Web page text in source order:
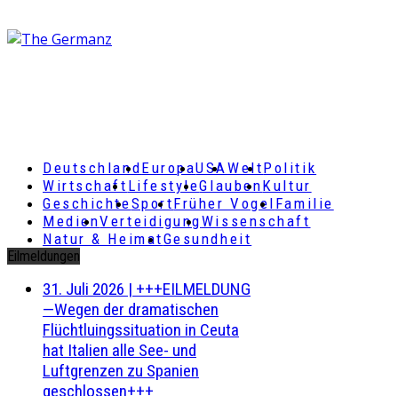
DeutschlandEuropaUSAWeltPolitik
Wirtschaft LifestyleGlaubenKultur
GeschichteSportFrüher Vogel Familie
MedienVerteidigungWissenschaft
Natur & HeimatGesundheit
Eilmeldungen
31. Juli 2026 | +++EILMELDUNG
—Wegen der dramatischen
Flüchtluingssituation in Ceuta
hat Italien alle See- und
Luftgrenzen zu Spanien
geschlossen+++